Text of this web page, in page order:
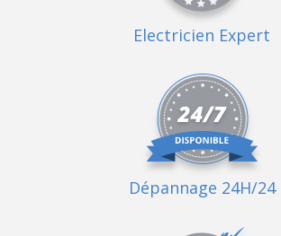
Electricien Expert
Dépannage 24H/24